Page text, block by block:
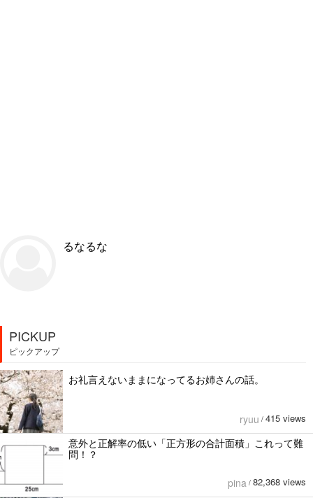
るなるな
PICKUP
ピックアップ
お礼言えないままになってるお姉さんの話。
ryuu / 415 views
意外と正解率の低い「正方形の合計面積」これって難
問！？
pina / 82,368 views